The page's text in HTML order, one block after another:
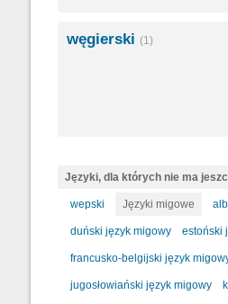
węgierski (1)
Języki, dla których nie ma
wepski Języki migowe
duński język migowy estoński
francusko-belgijski język
jugosłowiański język migowy